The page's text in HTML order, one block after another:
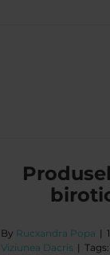
By Rucxandra Popa |
Viziunea Dacris | Tags: